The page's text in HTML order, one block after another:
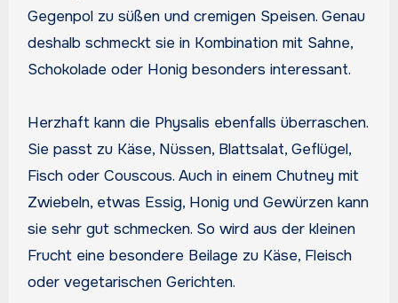
Gegenpol zu süßen und cremigen Speisen. Genau
deshalb schmeckt sie in Kombination mit Sahne,
Schokolade oder Honig besonders interessant.
Herzhaft kann die Physalis ebenfalls überraschen.
Sie passt zu Käse, Nüssen, Blattsalat, Geflügel,
Fisch oder Couscous. Auch in einem Chutney mit
Zwiebeln, etwas Essig, Honig und Gewürzen kann
sie sehr gut schmecken. So wird aus der kleinen
Frucht eine besondere Beilage zu Käse, Fleisch
oder vegetarischen Gerichten.